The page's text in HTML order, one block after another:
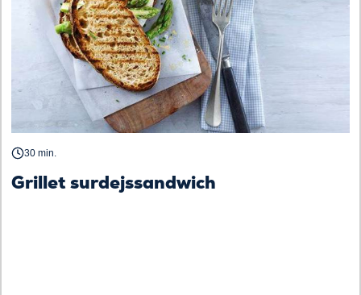
30 min.
Grillet surdejssandwich